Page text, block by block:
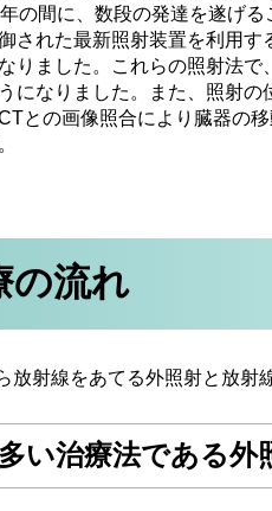
の間に、数段の発達を遂げ
された最新照射装置を利用
りました。これらの照射法
になりました。また、照射の
との画像照合により臓器の
の流れ
放射線をあてる外照射と放射
い治療法である外